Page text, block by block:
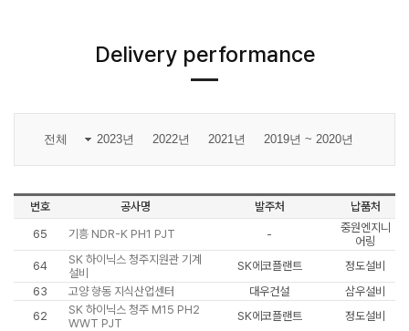
Delivery performance
전체 2023년 2022년 2021년 2019년 ~ 2020년
번호 공사명 발주처
납품처
65
기흥 NDR-K PH1 PJT -
중원엔지니
어링
64
SK 하이닉스 청주지원관 기계
설비
SK에코플랜트
정도설비
63
고양 향동 지식산업센터 대우건설
삼우설비
62
SK 하이닉스 청주 M15 PH2
WWT PJT
SK에코플랜트
정도설비